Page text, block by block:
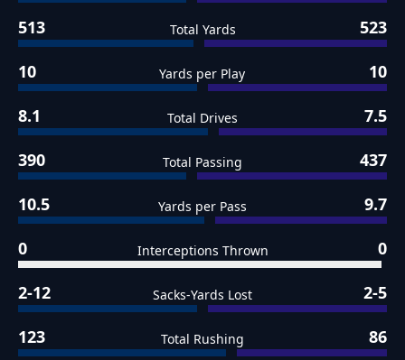
513 Total Yards 523
10 Yards per Play 10
8.1 Total Drives 7.5
390 Total Passing 437
10.5 Yards per Pass 9.7
0 Interceptions Thrown 0
2-12 Sacks-Yards Lost 2-5
123 Total Rushing 86